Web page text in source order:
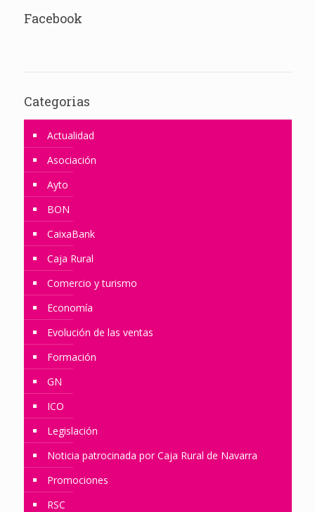
Facebook
Categorias
Actualidad
Asociación
Ayto
BON
CaixaBank
Caja Rural
Comercio y turismo
Economía
Evolución de las ventas
Formación
GN
ICO
Legislación
Noticia patrocinada por Caja Rural de Navarra
Promociones
RSC